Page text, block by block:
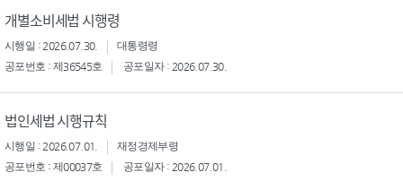
개별소비세법 시행령
시행일 : 2026.07.30.
대통령령
공포번호 : 제36545호
공포일자 : 2026.07.30.
법인세법 시행규칙
시행일 : 2026.07.01.
재정경제부령
공포번호 : 제00037호
공포일자 : 2026.07.01.